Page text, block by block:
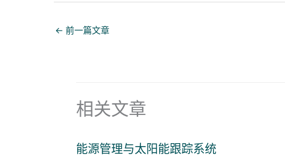
← 前一篇文章
相关文章
能源管理与太阳能跟踪系统